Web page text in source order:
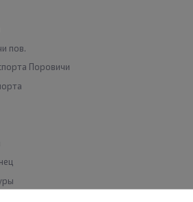
пов.
Поровичи